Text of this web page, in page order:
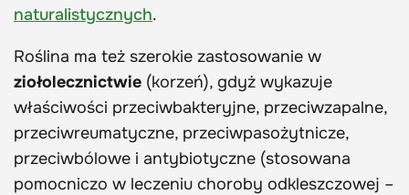
naturalistycznych.
Roślina ma też szerokie zastosowanie w
ziołolecznictwie (korzeń), gdyż wykazuje
właściwości przeciwbakteryjne, przeciwzapalne,
przeciwreumatyczne, przeciwpasożytnicze,
przeciwbólowe i antybiotyczne (stosowana
pomocniczo w leczeniu choroby odkleszczowej –